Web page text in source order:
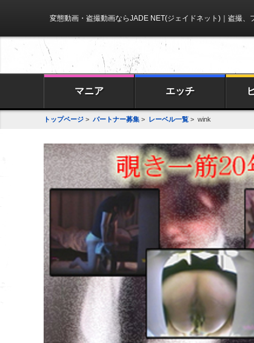
変態動画・盗撮動画ならJADE NET(ジェイドネット) ｜盗撮
マニア エッチ
トップページ > パートナー募集 > レーベル一覧 > wink